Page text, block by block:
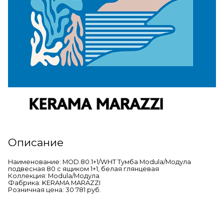
Описание
Наименование: MOD.80.1+1/WHT Тумба Modula/Модула
подвесная 80 с ящиком 1+1, белая глянцевая
Коллекция: Modula/Модула
Фабрика: KERAMA MARAZZI
Розничная цена: 30 781 руб.